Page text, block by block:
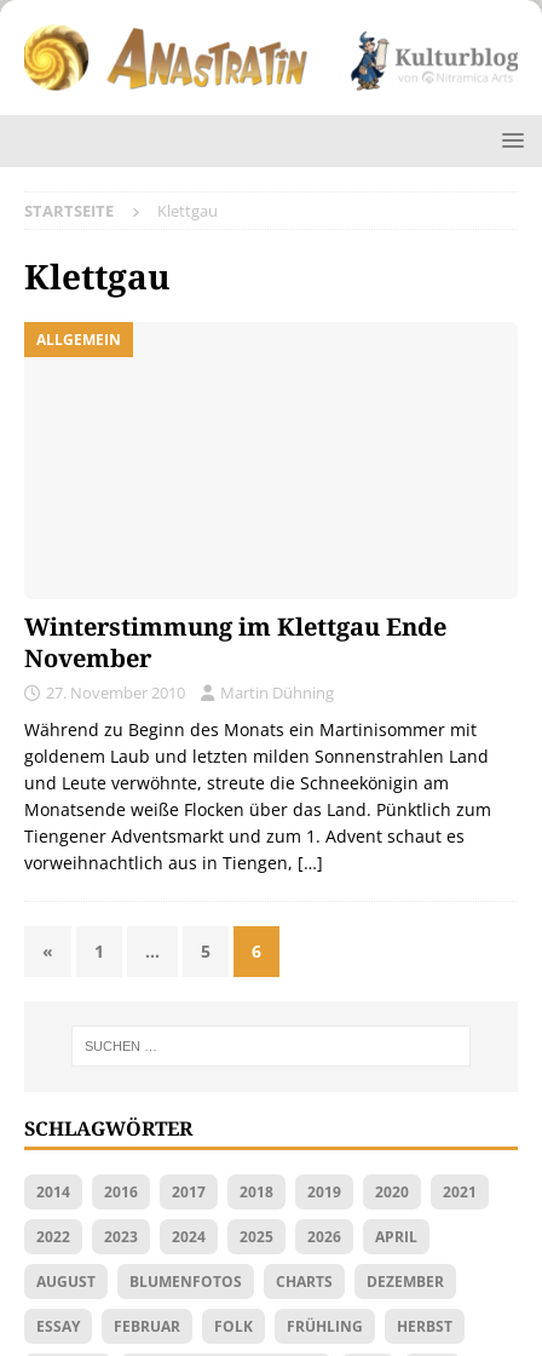
STARTSEITE Klettgau
Klettgau
ALLGEMEIN
Winterstimmung im Klettgau Ende
November
27. November 2010 Martin Dühning
Während zu Beginn des Monats ein Martinisommer mit
goldenem Laub und letzten milden Sonnenstrahlen Land
und Leute verwöhnte, streute die Schneekönigin am
Monatsende weiße Flocken über das Land. Pünktlich zum
Tiengener Adventsmarkt und zum 1. Advent schaut es
vorweihnachtlich aus in Tiengen, […]
« 1 … 5 6
SCHLAGWÖRTER
2014 2016 2017 2018 2019 2020 2021
2022 2023 2024 2025 2026 APRIL
AUGUST BLUMENFOTOS CHARTS DEZEMBER
ESSAY FEBRUAR FOLK FRÜHLING HERBST